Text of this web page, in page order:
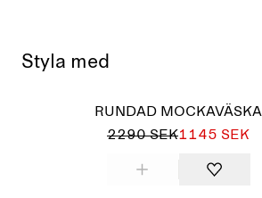
Styla med
RUNDAD MOCKAVÄSKA
2290 SEK1145 SEK